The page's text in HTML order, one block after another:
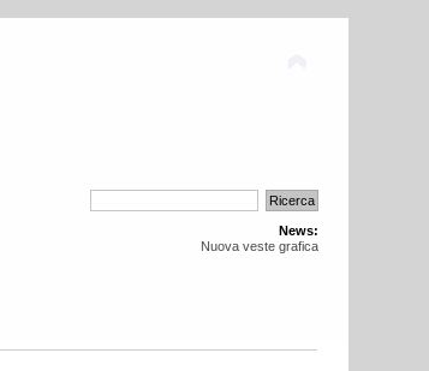
News:
Nuova veste grafica